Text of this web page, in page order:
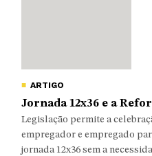
ARTIGO
Jornada 12x36 e a
Legislação permite a
empregador e empregado
jornada 12x36 sem a